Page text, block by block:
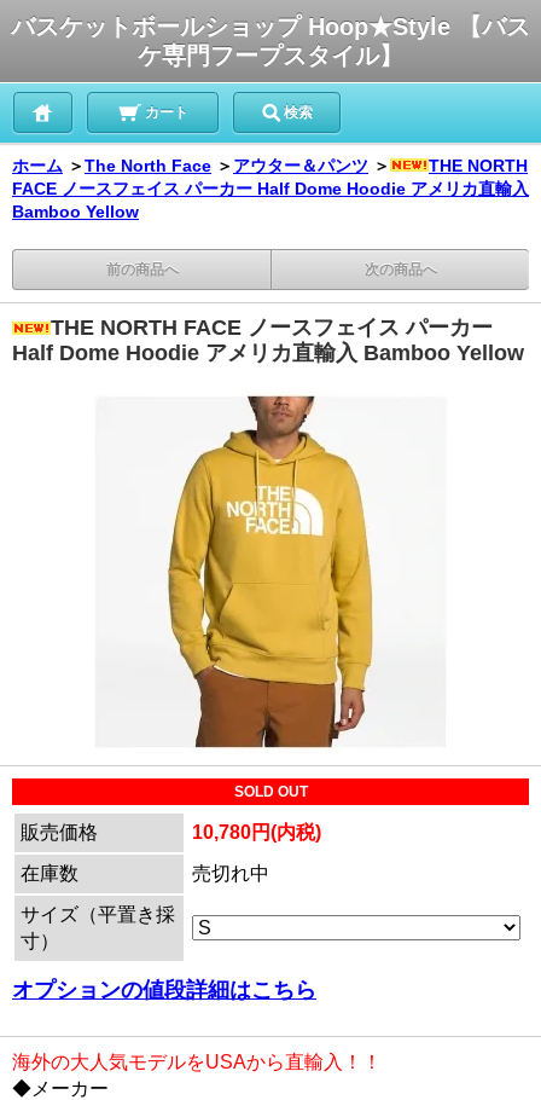
バスケットボールショップ Hoop★Style 【バス
ケ専門フープスタイル】
カート 検索
ホーム ＞The North Face ＞ アウター＆パンツ ＞
THE NORTH
FACE ノースフェイス パーカー Half Dome Hoodie アメリカ直輸入
Bamboo Yellow
前の商品へ 次の商品へ
THE NORTH FACE ノースフェイス パーカー
Half Dome Hoodie アメリカ直輸入 Bamboo Yellow
SOLD OUT
販売価格
10,780円(内税)
在庫数
売切れ中
サイズ（平置き採
寸）
オプションの値段詳細はこちら
海外の大人気モデルをUSAから直輸入！！
◆メーカー